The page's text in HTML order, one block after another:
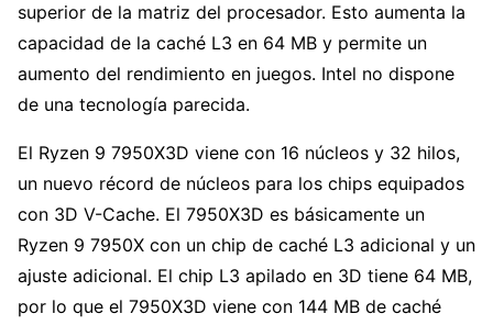
superior de la matriz del procesador. Esto aumenta la
capacidad de la caché L3 en 64 MB y permite un
aumento del rendimiento en juegos. Intel no dispone
de una tecnología parecida.
El Ryzen 9 7950X3D viene con 16 núcleos y 32 hilos,
un nuevo récord de núcleos para los chips equipados
con 3D V-Cache. El 7950X3D es básicamente un
Ryzen 9 7950X con un chip de caché L3 adicional y un
ajuste adicional. El chip L3 apilado en 3D tiene 64 MB,
por lo que el 7950X3D viene con 144 MB de caché